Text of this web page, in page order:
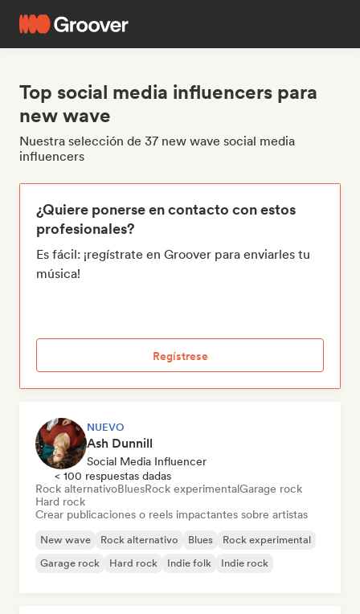
Top social media influencers para
new wave
Nuestra selección de 37 new wave social media
influencers
¿Quiere ponerse en contacto con estos
profesionales?
Es fácil: ¡regístrate en Groover para enviarles tu
música!
Regístrese
NUEVO
Ash Dunnill
Social Media Influencer
< 100 respuestas dadas
Rock alternativoBluesRock experimentalGarage rock
Hard rock
Crear publicaciones o reels impactantes sobre artistas
New wave Rock alternativo Blues
Rock experimental
Garage rock
Hard rock Indie folk Indie rock